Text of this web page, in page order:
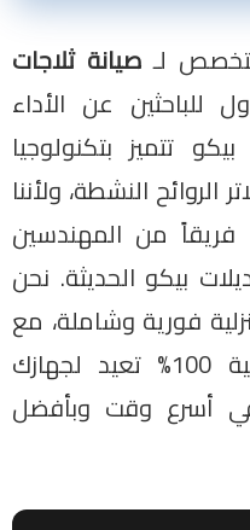
لـ صيانة ثلاجات
للباحثين عن الأداء
تتميز بتكنولوجيا
النشطة، ولأننا
فريقاً من المهندسين
بيكو الحديثة. نحن
فورية وشاملة، مع
استخدام قطع غيار أصلية 100% تعيد لجهازك
في أسرع وقت وبأفضل